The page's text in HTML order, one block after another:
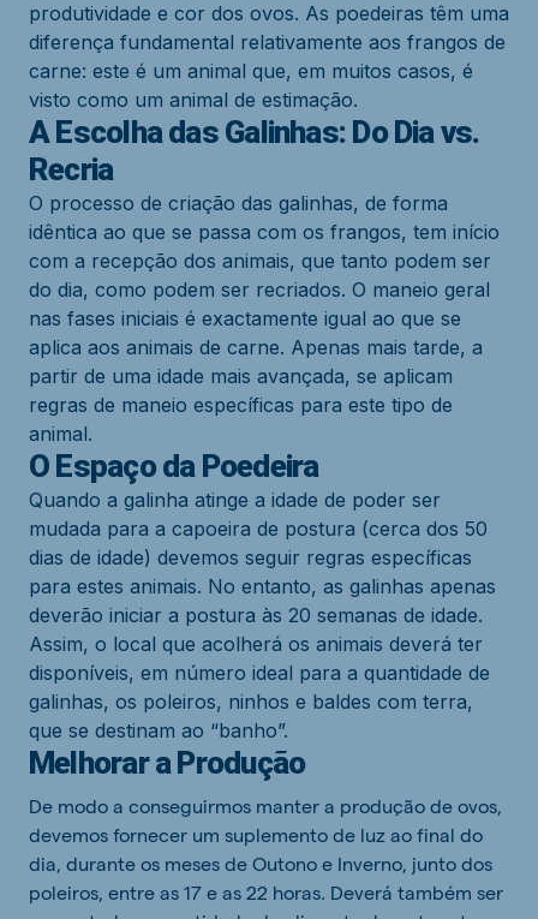
produtividade e cor dos ovos. As poedeiras têm uma
diferença fundamental relativamente aos frangos de
carne: este é um animal que, em muitos casos, é
visto como um animal de estimação.
A Escolha das Galinhas: Do Dia vs.
Recria
O processo de criação das galinhas, de forma
idêntica ao que se passa com os frangos, tem início
com a recepção dos animais, que tanto podem ser
do dia, como podem ser recriados. O maneio geral
nas fases iniciais é exactamente igual ao que se
aplica aos animais de carne. Apenas mais tarde, a
partir de uma idade mais avançada, se aplicam
regras de maneio específicas para este tipo de
animal.
O Espaço da Poedeira
Quando a galinha atinge a idade de poder ser
mudada para a capoeira de postura (cerca dos 50
dias de idade) devemos seguir regras específicas
para estes animais. No entanto, as galinhas apenas
deverão iniciar a postura às 20 semanas de idade.
Assim, o local que acolherá os animais deverá ter
disponíveis, em número ideal para a quantidade de
galinhas, os poleiros, ninhos e baldes com terra,
que se destinam ao “banho”.
Melhorar a Produção
De modo a conseguirmos manter a produção de ovos,
devemos fornecer um suplemento de luz ao final do
dia, durante os meses de Outono e Inverno, junto dos
poleiros, entre as 17 e as 22 horas. Deverá também ser